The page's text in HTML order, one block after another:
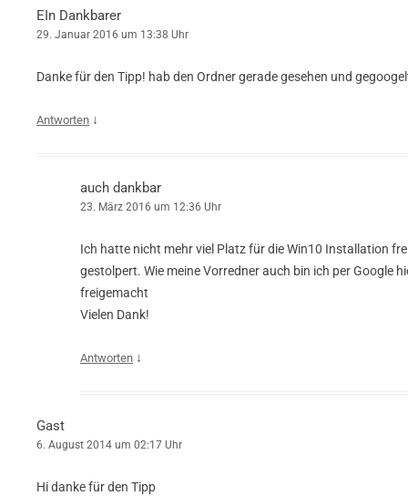
EIn Dankbarer
29. Januar 2016 um 13:38 Uhr
Danke für den Tipp! hab den Ordner gerade gesehen und
Antworten ↓
auch dankbar
23. März 2016 um 12:36 Uhr
Ich hatte nicht mehr viel Platz für die Win10 Installation
gestolpert. Wie meine Vorredner auch bin ich per Google
freigemacht
Vielen Dank!
Antworten ↓
Gast
6. August 2014 um 02:17 Uhr
Hi danke für den Tipp